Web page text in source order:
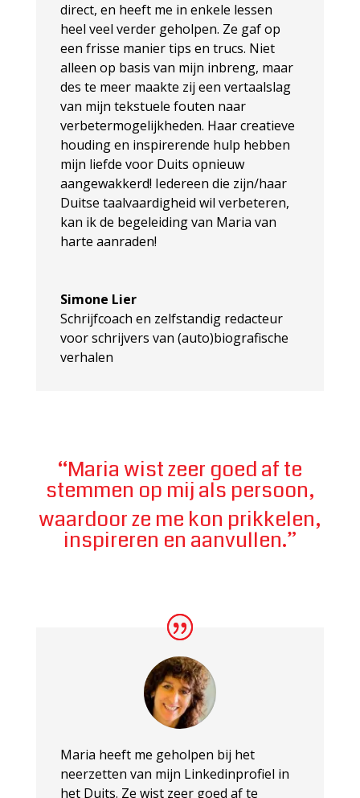
direct, en heeft me in enkele lessen
heel veel verder geholpen. Ze gaf op
een frisse manier tips en trucs. Niet
alleen op basis van mijn inbreng, maar
des te meer maakte zij een vertaalslag
van mijn tekstuele fouten naar
verbetermogelijkheden. Haar creatieve
houding en inspirerende hulp hebben
mijn liefde voor Duits opnieuw
aangewakkerd! Iedereen die zijn/haar
Duitse taalvaardigheid wil verbeteren,
kan ik de begeleiding van Maria van
harte aanraden!
Simone Lier
Schrijfcoach en zelfstandig redacteur
voor schrijvers van (auto)biografische
verhalen
“Maria wist zeer goed af te
stemmen op mij als persoon,
waardoor ze me kon prikkelen,
inspireren en aanvullen.”
Maria heeft me geholpen bij het
neerzetten van mijn Linkedinprofiel in
het Duits. Ze wist zeer goed af te